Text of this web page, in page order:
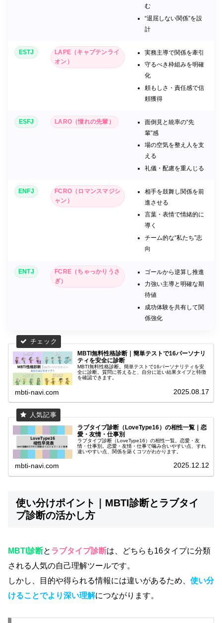
む
“退屈しない関係”を設
計
ESTJ
LAPE（キャプテンライ
オン）
実務主導で関係を牽引
守るべき枠組みを明確
化
頼もしさ・責任感で信
頼獲得
ESFJ LARO（憧れの先輩）
面倒見と統率の“先
輩”感
場の空気を整え人を支
える
礼儀・配慮を重んじる
ENFJ
FCRO（ロマンスマジシ
ャン）
相手を鼓舞し関係を前
進させる
言葉・表情で情緒的に
導く
チーム的な“私たち”志
向
ENTJ
FCRE（ちゃっかりうさ
ぎ）
ゴールから逆算し推進
力強い主導と明確な期
待値
成功体験を共有して関
係強化
MBTI無料性格診断｜簡単テストで16パーソナリ
ティを安全に診断
MBTI無料性格診断。簡単テストで16パーソナリティを安
全に診断。質問に答えると、自分に近い結果タイプと特徴
を確認できます。
mbti-navi.com 2025.08.17
ラブタイプ診断（LoveType16）の相性一覧｜恋
愛・友情・仕事別
ラブタイプ診断（LoveType16）の相性一覧。恋愛・友
情・仕事別。恋愛・友情・仕事で噛み合いやすい点、すれ
違いやすい点、関係を築くコツがわかります。
mbti-navi.com 2025.12.12
使い分けポイント｜MBTI診断とラブタイ
プ診断の活かし方
MBTI診断と ラブタイプ診断は、どちらも16タイプに分類
される人気の自己理解ツールです。
しかし、目的や得られる情報には違いがあるため、 使い分
けることでより深い理解につながります。